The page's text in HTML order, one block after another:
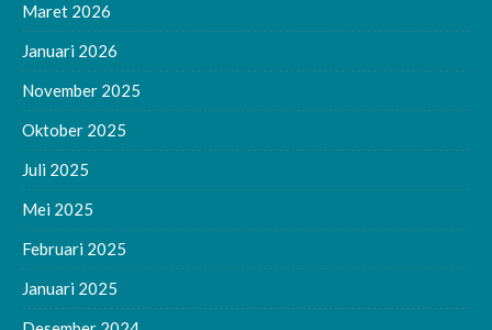
Maret 2026
Januari 2026
November 2025
Oktober 2025
Juli 2025
Mei 2025
Februari 2025
Januari 2025